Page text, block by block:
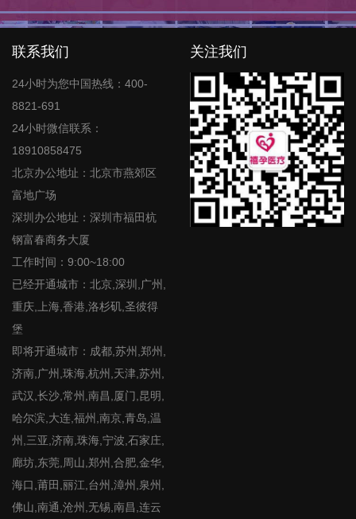
联系我们
24小时为您中国热线：400-
8821-691
24小时微信联系：
18910858475
北京办公地址：北京市燕郊区
富地广场
深圳办公地址：深圳市福田杭
钢富春商务大厦
工作时间：9:00~18:00
已经开通城市：北京,深圳,广州,
重庆,上海,香港,洛杉矶,圣彼得
堡
即将开通城市：成都,苏州,郑州,
济南,广州,珠海,杭州,天津,苏州,
武汉,长沙,常州,南昌,厦门,昆明,
哈尔滨,大连,福州,南京,青岛,温
州,三亚,济南,珠海,宁波,石家庄,
廊坊,东莞,周山,郑州,合肥,金华,
海口,莆田,丽江,台州,漳州,泉州,
佛山,南通,沧州,无锡,南昌,连云
关注我们